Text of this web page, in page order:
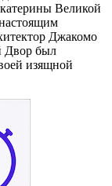
Великой
Джакомо
Двор был
изящной